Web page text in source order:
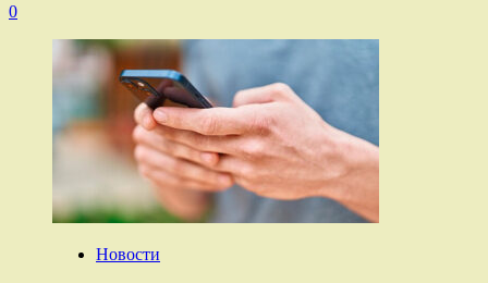
0
Новости